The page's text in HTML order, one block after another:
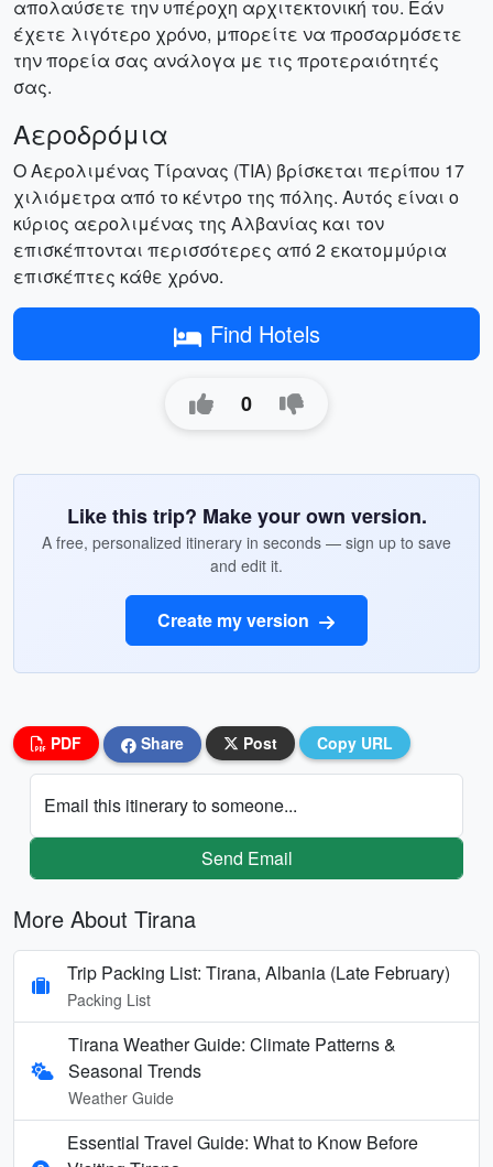
απολαύσετε την υπέροχη αρχιτεκτονική του. Εάν
έχετε λιγότερο χρόνο, μπορείτε να προσαρμόσετε
την πορεία σας ανάλογα με τις προτεραιότητές
σας.
Αεροδρόμια
Ο Αερολιμένας Τίρανας (TIA) βρίσκεται περίπου 17
χιλιόμετρα από το κέντρο της πόλης. Αυτός είναι ο
κύριος αερολιμένας της Αλβανίας και τον
επισκέπτονται περισσότερες από 2 εκατομμύρια
επισκέπτες κάθε χρόνο.
Find Hotels
0
Like this trip? Make your own version.
A free, personalized itinerary in seconds — sign up to save
and edit it.
Create my version
PDF Share Post Copy URL
Email this itinerary to someone...
Send Email
More About Tirana
Trip Packing List: Tirana, Albania (Late February)
Packing List
Tirana Weather Guide: Climate Patterns &
Seasonal Trends
Weather Guide
Essential Travel Guide: What to Know Before